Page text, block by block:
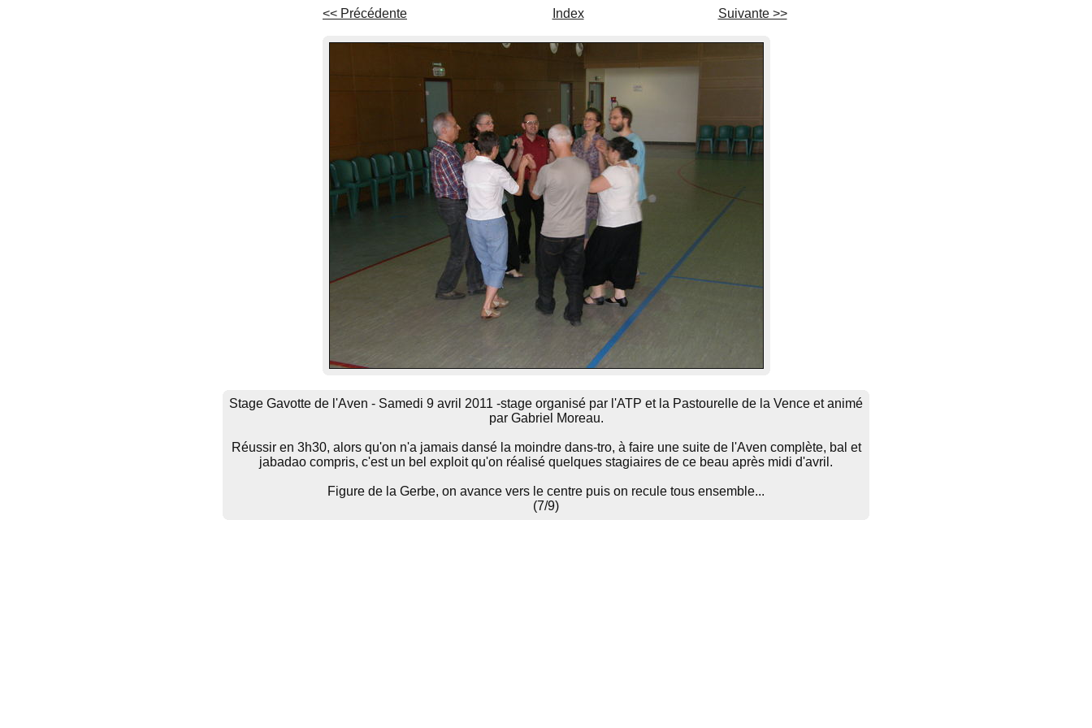
<< Précédente Index Suivante >>
Stage Gavotte de l'Aven - Samedi 9 avril 2011 -stage organisé par l'ATP et la Pastourelle de la Vence et animé
par Gabriel Moreau.
Réussir en 3h30, alors qu'on n'a jamais dansé la moindre dans-tro, à faire une suite de l'Aven complète, bal et
jabadao compris, c'est un bel exploit qu'on réalisé quelques stagiaires de ce beau après midi d'avril.
Figure de la Gerbe, on avance vers le centre puis on recule tous ensemble...
(7/9)